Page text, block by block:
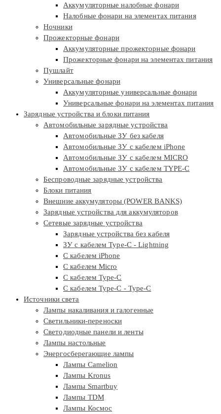
Аккумуляторные налобные фонари
Налобные фонари на элементах питания
Ночники
Прожекторные фонари
Аккумуляторные прожекторные фонари
Прожекторные фонари на элементах питания
Пушлайт
Универсальные фонари
Аккумуляторные универсальные фонари
Универсальные фонари на элементах питания
Зарядные устройства и блоки питания
Автомобильные зарядные устройства
Автомобильные ЗУ без кабеля
Автомобильные ЗУ с кабелем iPhone
Автомобильные ЗУ с кабелем MICRO
Автомобильные ЗУ с кабелем TYPE-C
Беспроводные зарядные устройства
Блоки питания
Внешние аккумуляторы (POWER BANKS)
Зарядные устройства для аккумуляторов
Сетевые зарядные устройства
Зарядные устройства без кабеля
ЗУ с кабелем Type-C - Lightning
С кабелем iPhone
С кабелем Micro
С кабелем Type-C
С кабелем Type-C - Type-C
Источники света
Лампы накаливания и галогенные
Светильники-переноски
Светодиодные панели и ленты
Лампы настольные
Энергосберегающие лампы
Лампы Camelion
Лампы Kronus
Лампы Smartbuy
Лампы TDM
Лампы Космос